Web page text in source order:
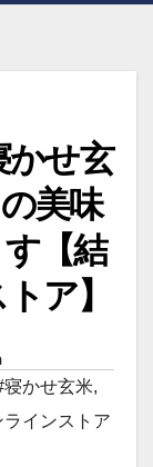
かせ玄
美味
【結
ア】
寝かせ玄米,
インストア